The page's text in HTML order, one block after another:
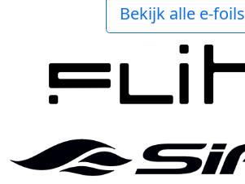
Bekijk alle e-foils